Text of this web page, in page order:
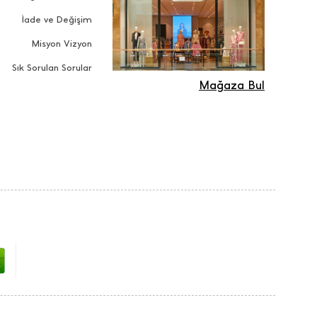
İade ve Değişim
Misyon Vizyon
Sık Sorulan Sorular
Mağaza Bul